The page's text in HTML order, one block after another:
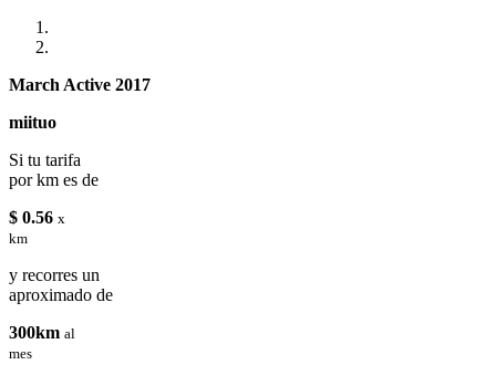
March Active 2017
miituo
Si tu tarifa
por km es de
$ 0.56 x
km
y recorres un
aproximado de
300km al
mes